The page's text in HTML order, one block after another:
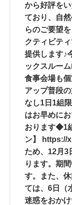
から好評を
ており、自
らのご要望
クティビテ
提供します♪
ックスルー
食事会場も
アップ普段
なし1日1組
はお早めに
おります◆1
ン】 https://
ため、12月3
ります。期
す。また、
ては、6日（
迷惑をおか